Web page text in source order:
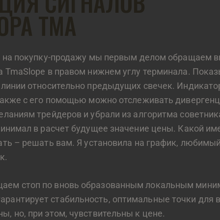
ТМА
на покупку-продажу мы первым делом обращаем
TmaSlope в правом нижнем углу терминала.
относительно предыдущих свечек.
с его помощью можно отслеживать
трейдеров и убрали из алгоритма
в расчет будущее значение цены. Какой
– решать вам. Я установила на график,
стоп по вновь образованным локальным
стабильность, оптимальные точки для
но, при этом, чувствительны к цене.